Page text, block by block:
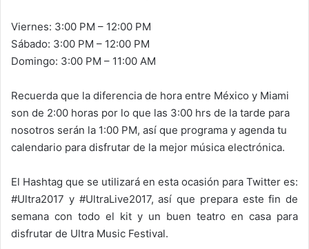
Viernes: 3:00 PM – 12:00 PM
Sábado: 3:00 PM – 12:00 PM
Domingo: 3:00 PM – 11:00 AM
Recuerda que la diferencia de hora entre México y Miami
son de 2:00 horas por lo que las 3:00 hrs de la tarde para
nosotros serán la 1:00 PM, así que programa y agenda tu
calendario para disfrutar de la mejor música electrónica.
El Hashtag que se utilizará en esta ocasión para Twitter es:
#Ultra2017 y #UltraLive2017, así que prepara este fin de
semana con todo el kit y un buen teatro en casa para
disfrutar de Ultra Music Festival.